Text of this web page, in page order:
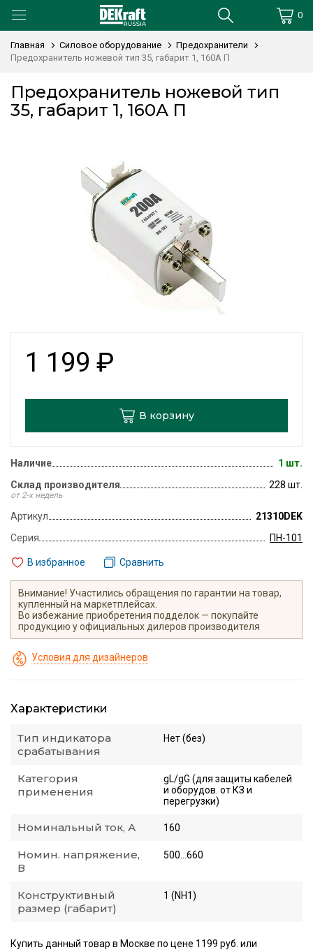
0
Главная Силовое оборудование
Предохранители
Предохранитель ножевой тип 35, габарит 1, 160А П
Предохранитель ножевой тип
35, габарит 1, 160А П
1 199 ₽
В корзину
Наличие
1 шт.
Склад производителя
от 2-х недель
228 шт.
Артикул
21310DEK
Серия
ПН-101
В избранное Сравнить
Внимание! Участились обращения по гарантии на товар,
купленный на маркетплейсах.
Во избежание приобретения подделок — покупайте
продукцию у официальных дилеров производителя
Условия для дизайнеров
Характеристики
Тип индикатора
срабатывания
Нет (без)
Категория
применения
gL/gG (для защиты кабелей
и оборудов. от КЗ и
перегрузки)
Номинальный ток, А 160
Номин. напряжение,
В
500...660
Конструктивный
размер (габарит)
1 (NH1)
Купить данный товар в Москве по цене 1199 руб. или